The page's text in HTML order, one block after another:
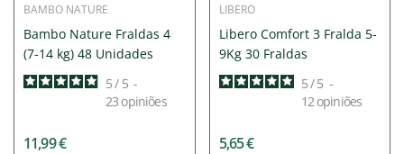
BAMBO NATURE
Bambo Nature Fraldas 4
(7-14 kg) 48 Unidades
5/ 5 -
23 opiniões
11,99 €
LIBERO
Libero Comfort 3 Fralda 5-
9Kg 30 Fraldas
5/ 5 -
12 opiniões
5,65 €